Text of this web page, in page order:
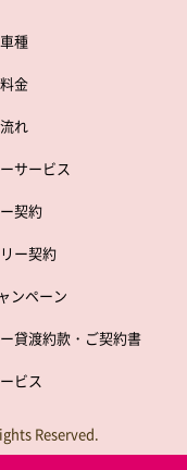
種
金
れ
サービス
契約
ー契約
ンペーン
貸渡約款・ご契約書
ビス
Reserved.